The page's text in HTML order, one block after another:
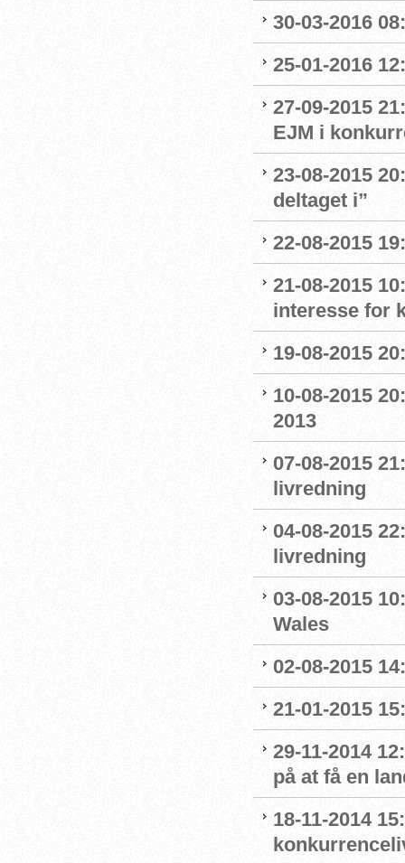
30-03-2016
25-01-2016
27-09-2015
EJM i
23-08-2015
deltaget i”
22-08-2015
21-08-2015
interesse for
19-08-2015
10-08-2015
2013
07-08-2015
livredning
04-08-2015
livredning
03-08-2015
Wales
02-08-2015
21-01-2015
29-11-2014
på at få en
18-11-2014